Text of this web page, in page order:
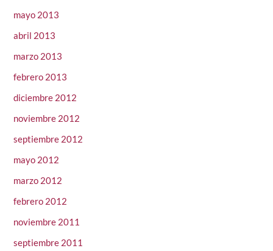
mayo 2013
abril 2013
marzo 2013
febrero 2013
diciembre 2012
noviembre 2012
septiembre 2012
mayo 2012
marzo 2012
febrero 2012
noviembre 2011
septiembre 2011